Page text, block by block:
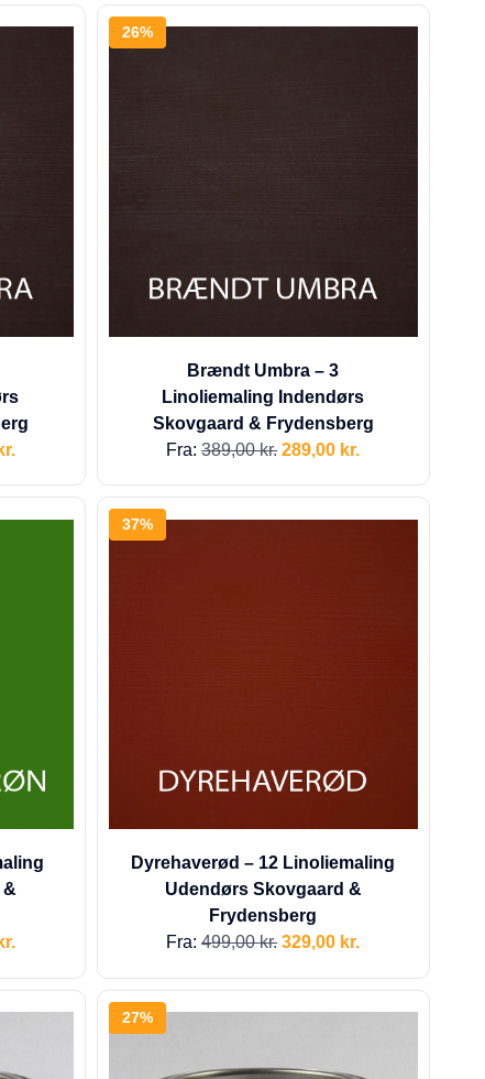
kr.
26%
Brændt Umbra – 3
Linoliemaling Indendørs
Skovgaard & Frydensberg
Fra:389,00kr. 289,00 kr.
kr.
37%
Dyrehaverød – 12 Linoliemaling
Udendørs Skovgaard &
Frydensberg
Fra:499,00kr. 329,00 kr.
27%